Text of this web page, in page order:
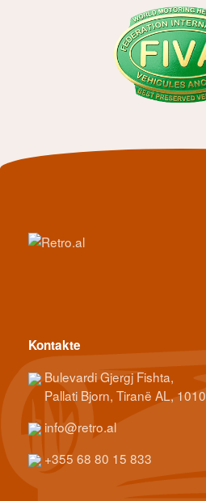
Kontakte
Bulevardi Gjergj Fishta,
Pallati Bjorn, Tiranë AL, 1010
info@retro.al
+355 68 80 15 833